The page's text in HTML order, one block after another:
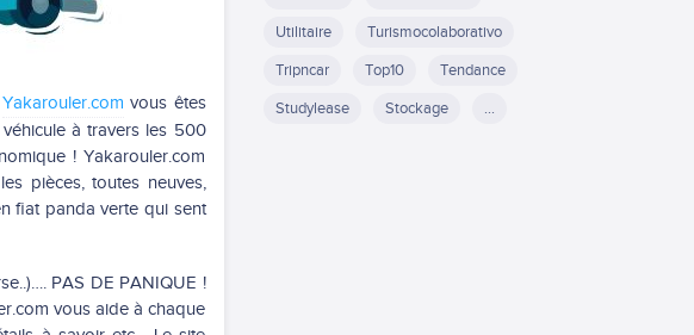
Yakarouler.com vous êtes
à travers les 500
! Yakarouler.com
pièces, toutes neuves,
fiat panda verte qui sent
PAS DE PANIQUE !
vous aide à chaque
Utilitaire
Turismocolaborativo
Tripncar
Top10
Tendance
Studylease
Stockage ...